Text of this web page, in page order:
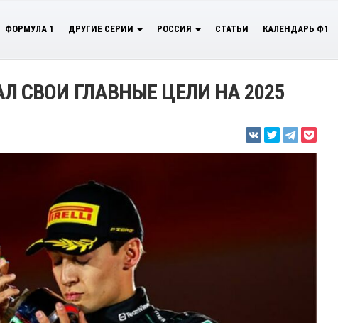
ФОРМУЛА 1 ДРУГИЕ СЕРИИ РОССИЯ СТАТЬИ КАЛЕНДАРЬ Ф1
СВОИ ГЛАВНЫЕ ЦЕЛИ НА 2025